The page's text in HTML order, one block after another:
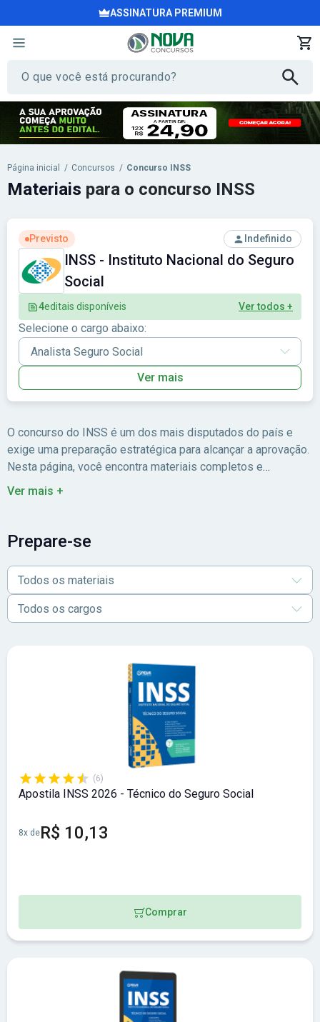
ASSINATURA PREMIUM
Página inicial / Concursos / Concurso INSS
Previsto Indefinido
INSS - Instituto Nacional do Seguro
Social
4editais disponíveis Ver todos +
Selecione o cargo abaixo:
Ver mais
Materiais para o concurso INSS
O concurso do INSS é um dos mais disputados do país e
exige uma preparação estratégica para alcançar a aprovação.
Nesta página, você encontra materiais completos e
atualizados para estudar com todas disciplinas necessárias,
especialistas e seguem o formato das provas anteriores,
oferecendo teoria e exercícios que ajudam a fixar o conteúdo
de forma prática e eficiente. Seja na versão impressa ou
digital, você pode estudar no seu ritmo, com conteúdo
confiável e garantia de qualidade. Para quem busca
estabilidade e quer garantir um bom desempenho no
Ver mais +
Prepare-se
Todos os materiais
Todos os cargos
(6)
Apostila INSS 2026 - Técnico do Seguro Social
8x deR$ 10,13
Comprar